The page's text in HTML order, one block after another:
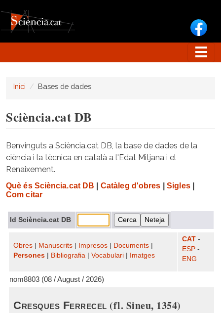
Inici Bases de dades
Sciència.cat DB
Benvinguts a Sciència.cat DB, la base de dades de la
ciència i la tècnica en català a l'Edat Mitjana i el
Renaixement.
Què és Sciència.cat DB Catàleg d'obres Sigles|
Com citar
Id Sciència.cat DB
Obres Manuscrits Impresos Documents
Persones
Bibliografia Vocabulari Imatges
CAT -
ESP -
ENG
nom8803 (08 / August / 2026)
Cresques Ferrecel (fl. Sineu, 1354)